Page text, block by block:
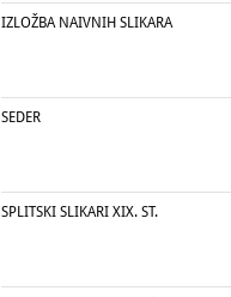
IZLOŽBA NAIVNIH SLIKARA
SEDER
SPLITSKI SLIKARI XIX. ST.